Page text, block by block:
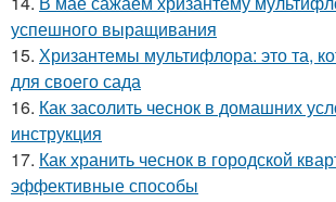
успешного выращивания
15. Хризантемы мультифлора: это та,
для своего сада
16. Как засолить чеснок в домашних
инструкция
17. Как хранить чеснок в городской
эффективные способы